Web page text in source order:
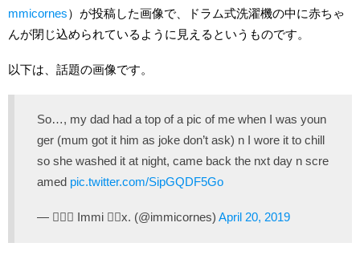
mmicornes）が投稿した画像で、ドラム式洗濯機の中に赤ちゃ
んが閉じ込められているように見えるというものです。
以下は、話題の画像です。
So…, my dad had a top of a pic of me when I was youn
ger (mum got it him as joke don’t ask) n I wore it to chill
so she washed it at night, came back the nxt day n scre
amed pic.twitter.com/SipGQDF5Go
— 🧜🏼‍♀️ Immi 🧞‍♀️x. (@immicornes) April 20, 2019